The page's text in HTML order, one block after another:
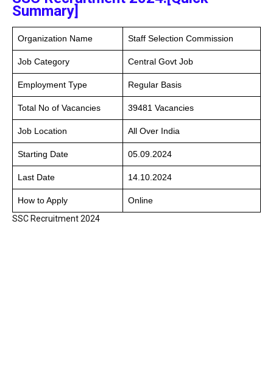
Summary]
Organization Name Staff Selection Commission
Job Category Central Govt Job
Employment Type Regular Basis
Total No of Vacancies 39481 Vacancies
Job Location All Over India
Starting Date 05.09.2024
Last Date 14.10.2024
How to Apply
Online
SSC Recruitment 2024